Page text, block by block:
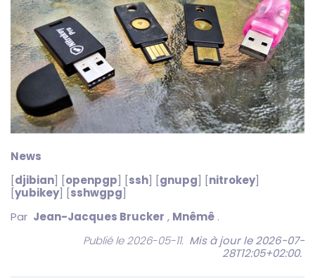
News
[djibian] [openpgp] [ssh] [gnupg] [nitrokey]
[yubikey] [sshwgpg]
Par Jean-Jacques Brucker , Mnêmê .
Publié le 2026-05-11. Mis à jour le 2026-07-
28T12:05+02:00.